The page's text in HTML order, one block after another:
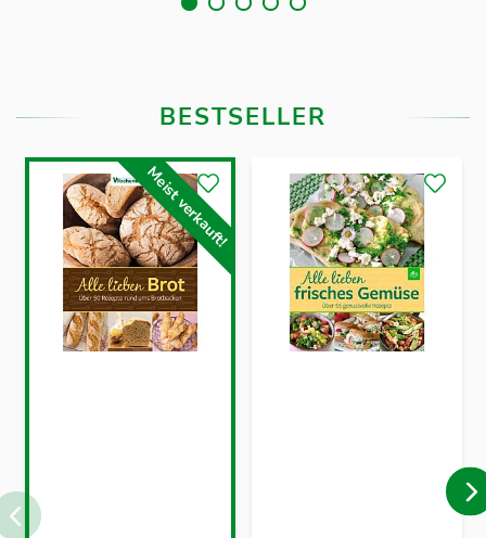
BESTSELLER
Meist verkauft!